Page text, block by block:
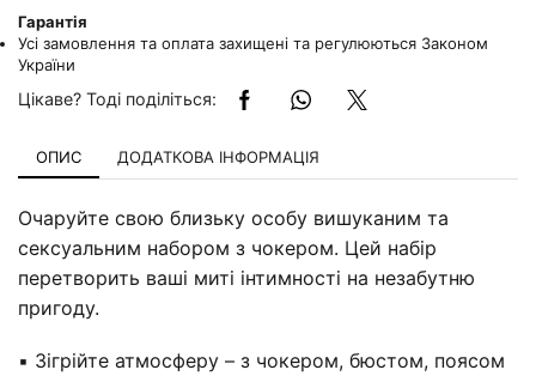
Гарантія
Усі замовлення та оплата захищені та регулюються Законом
України
Цікаве? Тоді поділіться:
ОПИС ДОДАТКОВА ІНФОРМАЦІЯ
Очаруйте свою близьку особу вишуканим та
сексуальним набором з чокером. Цей набір
перетворить ваші миті інтимності на незабутню
пригоду.
▪️ Зігрійте атмосферу – з чокером, бюстом, поясом